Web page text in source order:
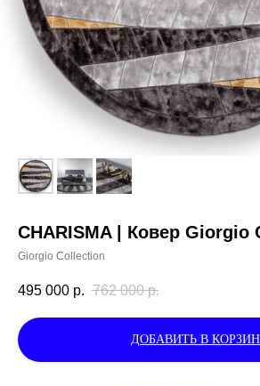
CHARISMA | Ковер Giorgio
Giorgio Collection
495 000 р. 762 000 р.
ДОБАВИТЬ В